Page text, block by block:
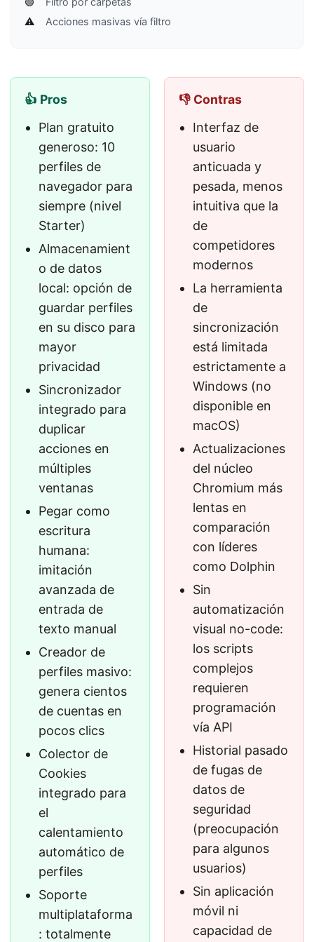
⚠️
Acciones masivas vía filtro
👍 Pros
Plan gratuito
generoso: 10
perfiles de
navegador para
siempre (nivel
Starter)
Almacenamient
o de datos
local: opción de
guardar perfiles
en su disco para
mayor
privacidad
Sincronizador
integrado para
duplicar
acciones en
múltiples
ventanas
Pegar como
escritura
humana:
imitación
avanzada de
entrada de
texto manual
Creador de
perfiles masivo:
genera cientos
de cuentas en
pocos clics
Colector de
Cookies
integrado para
el
calentamiento
automático de
perfiles
Soporte
multiplataforma
: totalmente
👎 Contras
Interfaz de
usuario
anticuada y
pesada, menos
intuitiva que la
de
competidores
modernos
La herramienta
de
sincronización
está limitada
estrictamente a
Windows (no
disponible en
macOS)
Actualizaciones
del núcleo
Chromium más
lentas en
comparación
con líderes
como Dolphin
Sin
automatización
visual no-code:
los scripts
complejos
requieren
programación
vía API
Historial pasado
de fugas de
datos de
seguridad
(preocupación
para algunos
usuarios)
Sin aplicación
móvil ni
capacidad de